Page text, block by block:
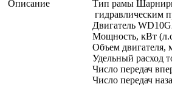
Описание
Тип рамы
гидравлическим
Двигатель
Мощность, кВт
Объем двигателя,
Удельный расход
Число передач
Число передач